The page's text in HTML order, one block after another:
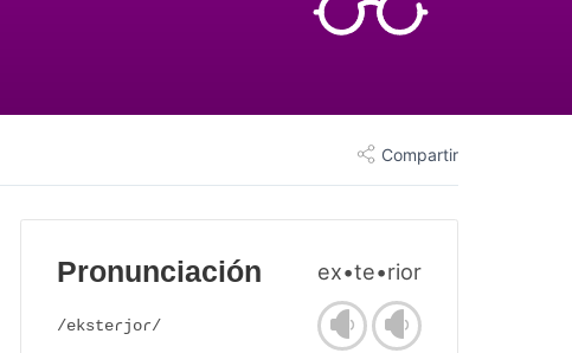
Compartir
Pronunciación ex•te•rior
/eksteɾjoɾ/